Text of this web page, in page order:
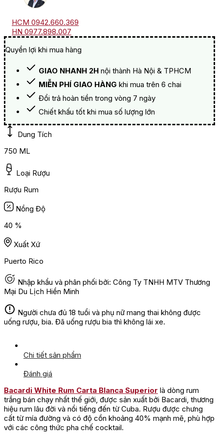
HCM 0942.660.369
HN 0977.898.007
Quyền lợi khi mua hàng
GIAO NHANH 2H nội thành Hà Nội & TPHCM
MIỄN PHÍ GIAO HÀNG khi mua trên 6 chai
Đổi trả hoàn tiền trong vòng 7 ngày
Chiết khấu tốt khi mua số lượng lớn
Dung Tích
750 ML
Loại Rượu
Rượu Rum
Nồng Độ
40 %
Xuất Xứ
Puerto Rico
Nhập khẩu và phân phối bởi: Công Ty TNHH MTV Thương
Mại Du Lịch Hiền Minh
Người chưa đủ 18 tuổi và phụ nữ mang thai không được
uống rượu, bia. Đã uống rượu bia thì không lái xe.
Chi tiết sản phẩm
Đánh giá
Bacardi White Rum Carta Blanca Superior là dòng rum
trắng bán chạy nhất thế giới, được sản xuất bởi Bacardi, thương
hiệu rum lâu đời và nổi tiếng đến từ Cuba. Rượu được chưng
cất từ mía đường và có độ cồn khoảng 40% mạnh mẽ, phù hợp
với các công thức pha chế cocktail.